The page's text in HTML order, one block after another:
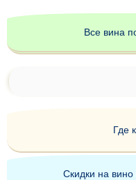
Все вина
Где
Скидки на вино